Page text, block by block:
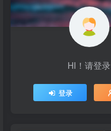
HI！请登录
登录